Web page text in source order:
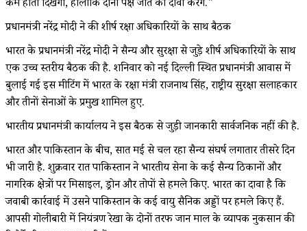
कम होता दिखेगा, हालांकि दोनों पक्ष जीत का दावा करेंगे."
प्रधानमंत्री नरेंद्र मोदी ने की शीर्ष रक्षा अधिकारियों के साथ बैठक
भारत के प्रधानमंत्री नरेंद्र मोदी ने सैन्य और सुरक्षा से जुड़े शीर्ष अधिकारियों के साथ
एक उच्च स्तरीय बैठक की है. शनिवार को नई दिल्ली स्थित प्रधानमंत्री आवास में
बुलाई गई इस मीटिंग में भारत के रक्षा मंत्री राजनाथ सिंह, राष्ट्रीय सुरक्षा सलाहकार
और तीनों सेनाओं के प्रमुख शामिल हुए.
भारतीय प्रधानमंत्री कार्यालय ने इस बैठक से जुड़ी जानकारी सार्वजनिक नहीं की है.
भारत और पाकिस्तान के बीच, सात मई से चल रहा सैन्य संघर्ष लगातार तीसरे दिन
भी जारी है. शुक्रवार रात पाकिस्तान ने भारतीय सेना के कई सैन्य ठिकानों और
नागरिक क्षेत्रों पर मिसाइल, ड्रोन और तोपों से हमले किए. भारत का दावा है कि
जवाबी कार्रवाई में उसने पाकिस्तान के कई वायु सैनिक अड्डों पर हमले किए हैं.
आपसी गोलीबारी में नियंत्रण रेखा के दोनों तरफ जान माल के व्यापक नुकसान की